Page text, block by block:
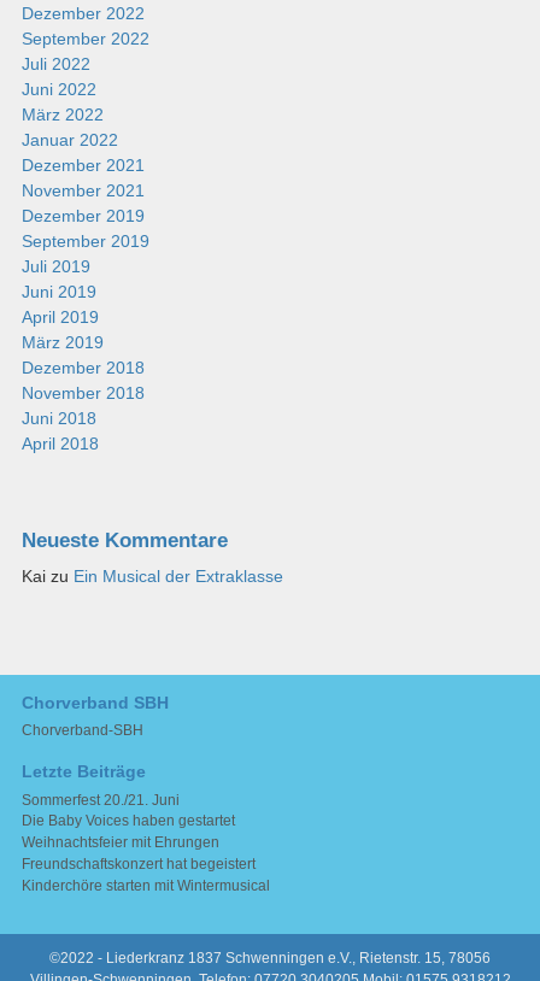
Dezember 2022
September 2022
Juli 2022
Juni 2022
März 2022
Januar 2022
Dezember 2021
November 2021
Dezember 2019
September 2019
Juli 2019
Juni 2019
April 2019
März 2019
Dezember 2018
November 2018
Juni 2018
April 2018
Neueste Kommentare
Kaizu Ein Musical der Extraklasse
Chorverband SBH
Chorverband-SBH
Letzte Beiträge
Sommerfest 20./21. Juni
Die Baby Voices haben gestartet
Weihnachtsfeier mit Ehrungen
Freundschaftskonzert hat begeistert
Kinderchöre starten mit Wintermusical
©2022 - Liederkranz 1837 Schwenningen e.V., Rietenstr. 15, 78056